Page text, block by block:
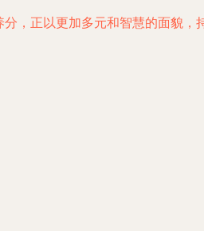
，正以更加多元和智慧的面貌，